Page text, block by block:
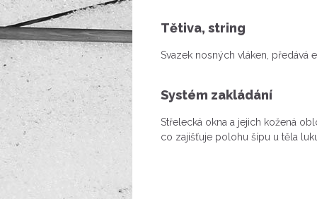
Tětiva, string
Svazek nosných vláken, předává
Systém zakládání
Střelecká okna a jejich kožená
co zajišťuje polohu šípu u těla